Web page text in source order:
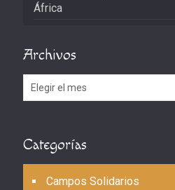
África
Archivos
Archivos
Categorías
Campos Solidarios